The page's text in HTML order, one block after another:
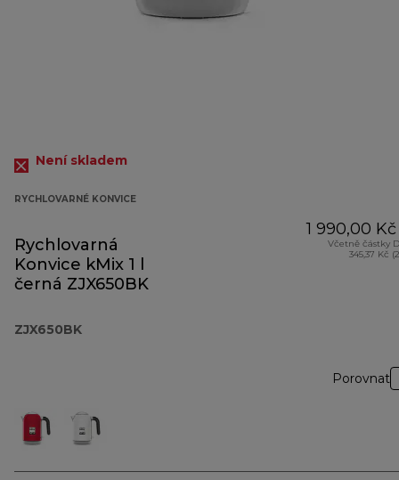
Není skladem
RYCHLOVARNÉ KONVICE
Rychlovarná
Konvice kMix 1 l
černá ZJX650BK
ZJX650BK
1 990,00 Kč
Včetně částky
345,37 Kč
Porovnat